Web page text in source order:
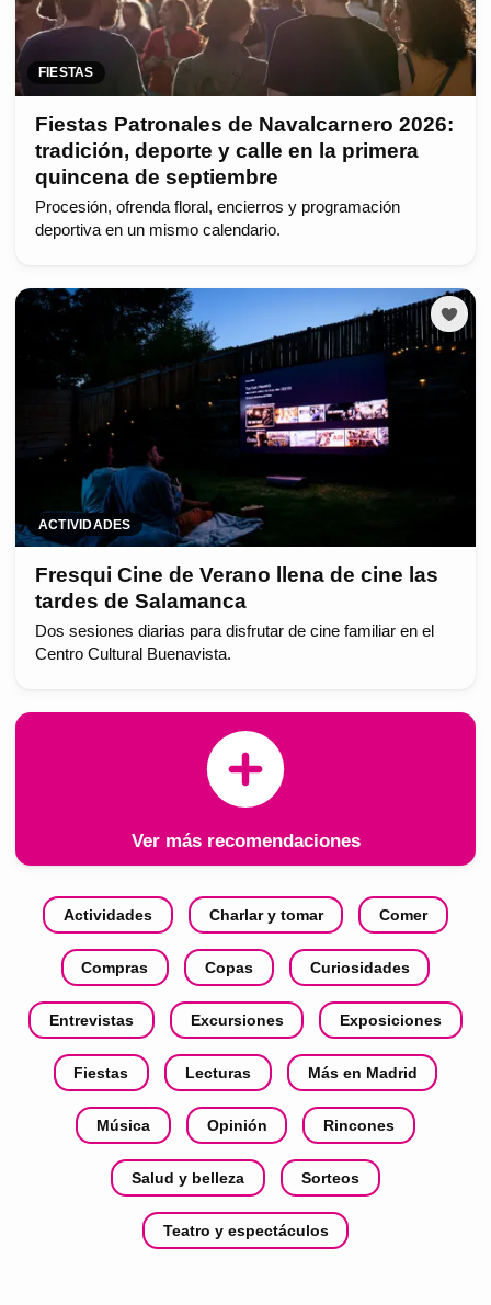
FIESTAS
Fiestas Patronales de Navalcarnero 2026:
tradición, deporte y calle en la primera
quincena de septiembre
Procesión, ofrenda floral, encierros y programación
deportiva en un mismo calendario.
ACTIVIDADES
Fresqui Cine de Verano llena de cine las
tardes de Salamanca
Dos sesiones diarias para disfrutar de cine familiar en el
Centro Cultural Buenavista.
Ver más recomendaciones
Actividades Charlar y tomar Comer
Compras Copas Curiosidades
Entrevistas Excursiones Exposiciones
Fiestas Lecturas Más en Madrid
Música Opinión Rincones
Salud y belleza Sorteos
Teatro y espectáculos